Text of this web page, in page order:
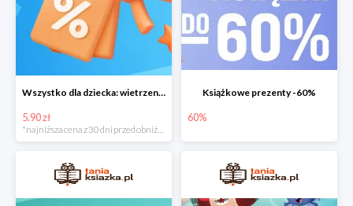
Wszystko dla dziecka: wietrzenie magazynu
5.90 zł
*najniższa cena z 30 dni przed obniżką
Książkowe prezenty -60%
60%